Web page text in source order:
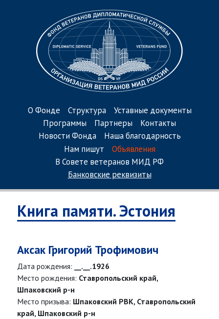
О Фонде Структура
Уставные документы
Программы
Партнеры
Контакты
Новости Фонда
Наша благодарность
Нам пишут
Объявления
В Совете ветеранов МИД РФ
Банковские реквизиты
Книга памяти. Эстония
Аксак Григорий Трофимович
Дата рождения:
__.__.1926
Место рождения: Ставропольский край,
Шпаковский р-н
Место призыва: Шпаковский РВК, Ставропольский
край, Шпаковский р-н